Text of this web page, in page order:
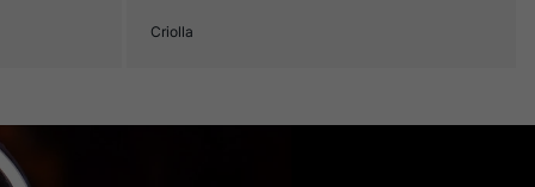
Criolla